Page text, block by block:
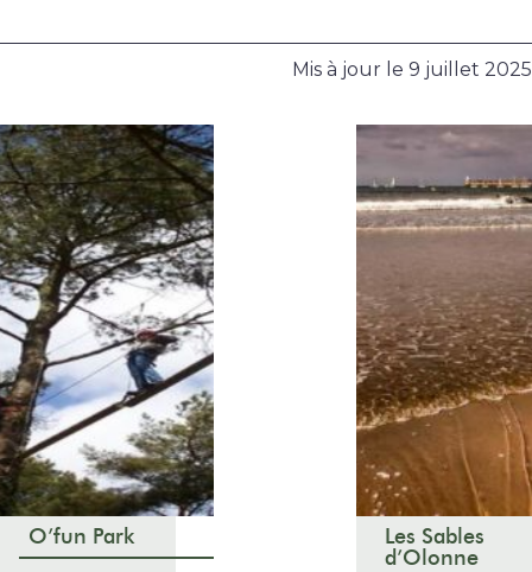
Mis à jour le 9 juillet 2025
O’fun Park
Les Sables
d’Olonne